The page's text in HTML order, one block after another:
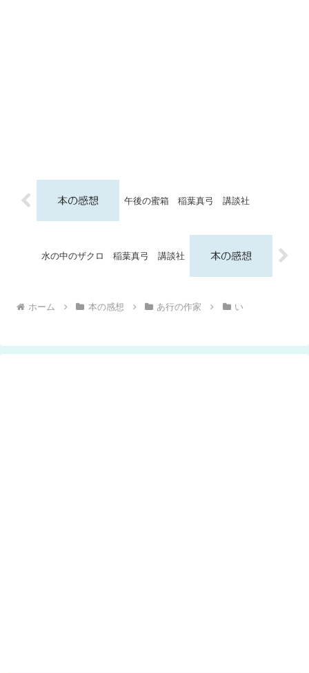
午後の蜜箱 稲葉真弓 講談社
水の中のザクロ 稲葉真弓 講談社
ホーム 本の感想 あ行の作家 い